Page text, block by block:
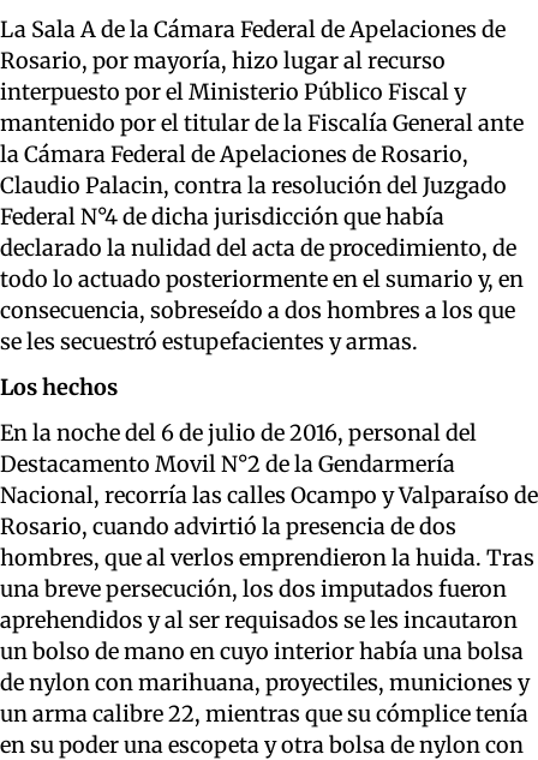
La Sala A de la Cámara Federal de Apelaciones de
Rosario, por mayoría, hizo lugar al recurso
interpuesto por el Ministerio Público Fiscal y
mantenido por el titular de la Fiscalía General ante
la Cámara Federal de Apelaciones de Rosario,
Claudio Palacin, contra la resolución del Juzgado
Federal N°4 de dicha jurisdicción que había
declarado la nulidad del acta de procedimiento, de
todo lo actuado posteriormente en el sumario y, en
consecuencia, sobreseído a dos hombres a los que
se les secuestró estupefacientes y armas.
Los hechos
En la noche del 6 de julio de 2016, personal del
Destacamento Movil N°2 de la Gendarmería
Nacional, recorría las calles Ocampo y Valparaíso de
Rosario, cuando advirtió la presencia de dos
hombres, que al verlos emprendieron la huida. Tras
una breve persecución, los dos imputados fueron
aprehendidos y al ser requisados se les incautaron
un bolso de mano en cuyo interior había una bolsa
de nylon con marihuana, proyectiles, municiones y
un arma calibre 22, mientras que su cómplice tenía
en su poder una escopeta y otra bolsa de nylon con